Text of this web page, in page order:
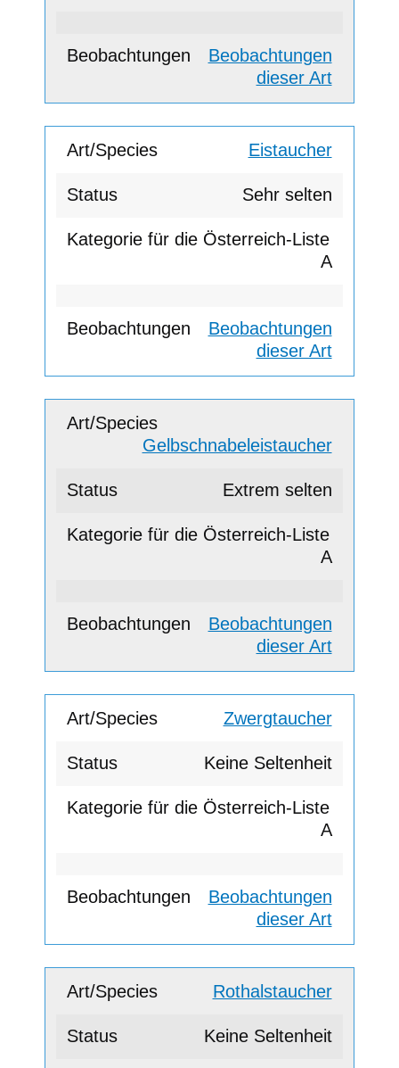
Beobachtungen
dieser Art
Eistaucher
Sehr selten
A
Beobachtungen
dieser Art
Gelbschnabeleistaucher
Extrem selten
A
Beobachtungen
dieser Art
Zwergtaucher
Keine Seltenheit
A
Beobachtungen
dieser Art
Rothalstaucher
Keine Seltenheit